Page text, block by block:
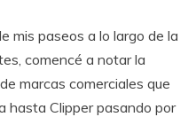
mis paseos a lo largo de la
comencé a notar la
marcas comerciales que
hasta Clipper pasando por